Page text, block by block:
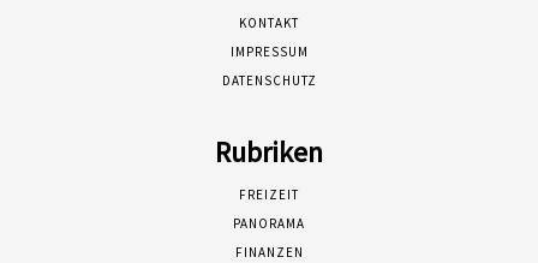
KONTAKT
IMPRESSUM
DATENSCHUTZ
Rubriken
FREIZEIT
PANORAMA
FINANZEN